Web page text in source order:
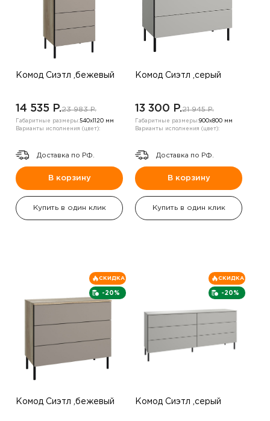
Комод Сиэтл ,бежевый
14 535 P.23 983 P.
Габаритные размеры:540х1120 мм
Варианты исполнения (цвет):
Доставка по РФ.
В корзину
Купить в один клик
Комод Сиэтл ,серый
13 300 P.21 945 P.
Габаритные размеры:900х800 мм
Варианты исполнения (цвет):
Доставка по РФ.
В корзину
Купить в один клик
-20%
СКИДКА
Комод Сиэтл ,бежевый
-20%
СКИДКА
Комод Сиэтл ,серый